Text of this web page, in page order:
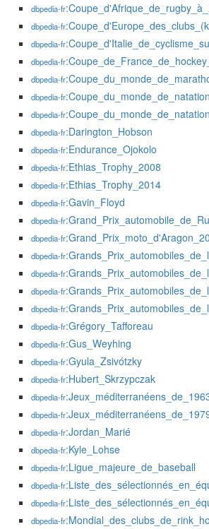
dbpedia-fr
dbpedia-fr
dbpedia-fr
dbpedia-fr
dbpedia-fr
dbpedia-fr
dbpedia-fr
dbpedia-fr:Darington_Hobson
dbpedia-fr:Endurance_Ojokolo
dbpedia-fr:Ethias_Trophy_2008
dbpedia-fr:Ethias_Trophy_2014
dbpedia-fr:Gavin_Floyd
dbpedia-fr
dbpedia-fr
dbpedia-fr
dbpedia-fr
dbpedia-fr
dbpedia-fr
dbpedia-fr:Grégory_Tafforeau
dbpedia-fr:Gus_Weyhing
dbpedia-fr:Gyula_Zsivótzky
dbpedia-fr:Hubert_Skrzypczak
dbpedia-fr
dbpedia-fr
dbpedia-fr:Jordan_Marié
dbpedia-fr:Kyle_Lohse
dbpedia-fr:Ligue_majeure_de_baseball
dbpedia-fr
dbpedia-fr
dbpedia-fr